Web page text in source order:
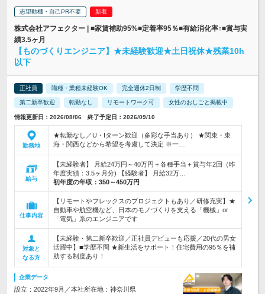
志望動機・自己PR不要
株式会社アフェクター | ■家賃補助95%■定着率95％■有給消化率↑■賞与実
績3.5ヶ月
【ものづくりエンジニア】★未経験歓迎★土日祝休★残業10h
以下
正社員 職種・業種未経験OK 完全週休2日制 学歴不問
第二新卒歓迎 転勤なし リモートワーク可 女性のおしごと掲載中
情報更新日：2026/08/06 終了予定日：2026/09/10
勤務地
★転勤なし／U・Iターン歓迎（多彩な手当あり） ★関東・東
海・関西などから希望を考慮して決定 ※一…
給与
【未経験者】 月給24万円～40万円＋各種手当＋賞与年2回（昨
年度実績：3.5ヶ月分) 【経験者】 月給32万…
初年度の年収： 350～450万円
仕事内容
【リモートやフレックスのプロジェクトもあり／研修充実】★
自動車や航空機など、日本のモノづくりを支える「機械」or
「電気」系のエンジニアです
対象と
なる方
【未経験・第二新卒歓迎／正社員デビューも応援／20代の男女
活躍中】■学歴不問 ★新生活をサポート！住宅費用の95％を補
助する制度あり！
企業データ
設立：2022年9月／本社所在地：神奈川県